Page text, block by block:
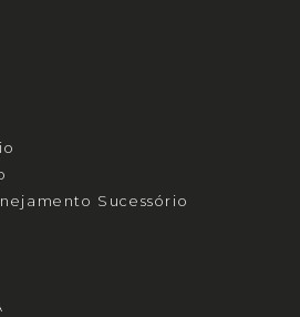
Sucessório